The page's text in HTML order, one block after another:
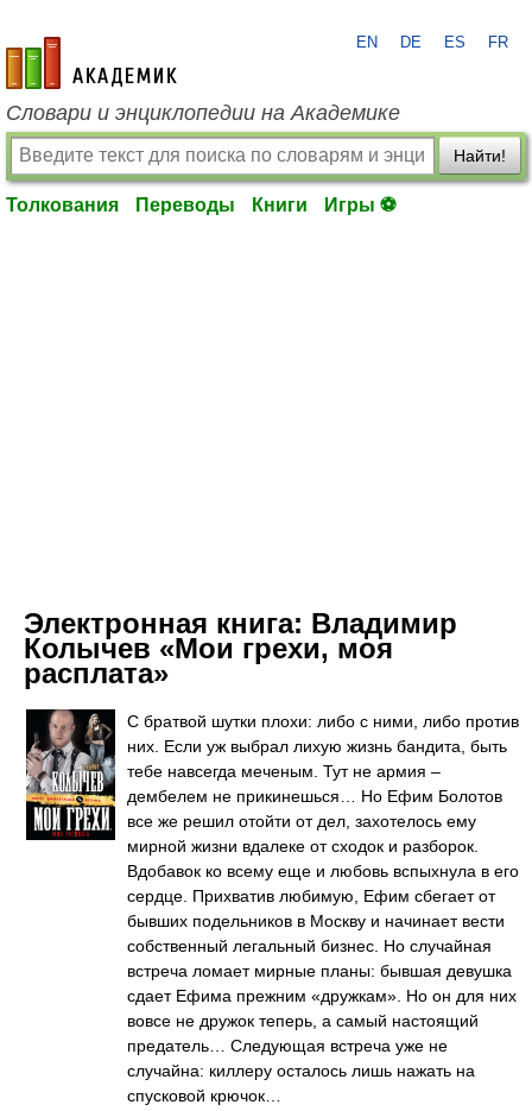
academic.ru
EN DE ES FR
Словари и энциклопедии на Академике
Найти!
Толкования Переводы Книги Игры ⚽
Электронная книга: Владимир
Колычев «Мои грехи, моя
расплата»
С братвой шутки плохи: либо с ними, либо против
них. Если уж выбрал лихую жизнь бандита, быть
тебе навсегда меченым. Тут не армия –
дембелем не прикинешься… Но Ефим Болотов
все же решил отойти от дел, захотелось ему
мирной жизни вдалеке от сходок и разборок.
Вдобавок ко всему еще и любовь вспыхнула в его
сердце. Прихватив любимую, Ефим сбегает от
бывших подельников в Москву и начинает вести
собственный легальный бизнес. Но случайная
встреча ломает мирные планы: бывшая девушка
сдает Ефима прежним «дружкам». Но он для них
вовсе не дружок теперь, а самый настоящий
предатель… Следующая встреча уже не
случайна: киллеру осталось лишь нажать на
спусковой крючок…